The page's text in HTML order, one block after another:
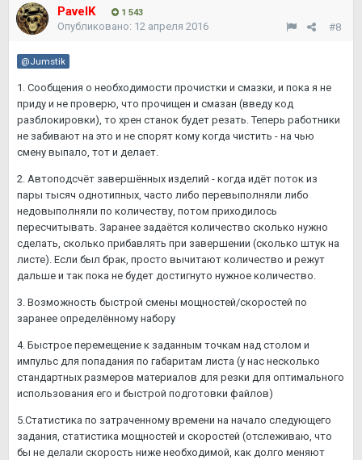
PavelK 1 543
#8
Опубликовано: 12 апреля 2016
@Jumstik
1. Сообщения о необходимости прочистки и смазки, и пока я не
приду и не проверю, что прочищен и смазан (введу код
разблокировки), то хрен станок будет резать. Теперь работники
не забивают на это и не спорят кому когда чистить - на чью
смену выпало, тот и делает.
2. Автоподсчёт завершённых изделий - когда идёт поток из
пары тысяч однотипных, часто либо перевыполняли либо
недовыполняли по количеству, потом приходилось
пересчитывать. Заранее задаётся количество сколько нужно
сделать, сколько прибавлять при завершении (сколько штук на
листе). Если был брак, просто вычитают количество и режут
дальше и так пока не будет достигнуто нужное количество.
3. Возможность быстрой смены мощностей/скоростей по
заранее определённому набору
4. Быстрое перемещение к заданным точкам над столом и
импульс для попадания по габаритам листа (у нас несколько
стандартных размеров материалов для резки для оптимального
использования его и быстрой подготовки файлов)
5.Статистика по затраченному времени на начало следующего
задания, статистика мощностей и скоростей (отслеживаю, что
бы не делали скорость ниже необходимой, как долго меняют